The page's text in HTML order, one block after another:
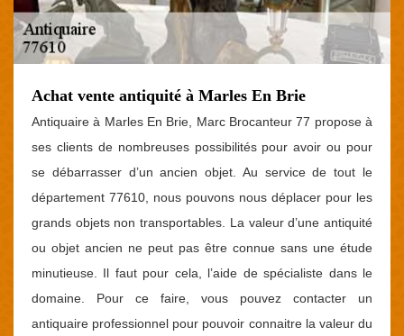
Achat vente antiquité à Marles En Brie
Antiquaire à Marles En Brie, Marc Brocanteur 77 propose à
ses clients de nombreuses possibilités pour avoir ou pour
se débarrasser d’un ancien objet. Au service de tout le
département 77610, nous pouvons nous déplacer pour les
grands objets non transportables. La valeur d’une antiquité
ou objet ancien ne peut pas être connue sans une étude
minutieuse. Il faut pour cela, l’aide de spécialiste dans le
domaine. Pour ce faire, vous pouvez contacter un
antiquaire professionnel pour pouvoir connaitre la valeur du